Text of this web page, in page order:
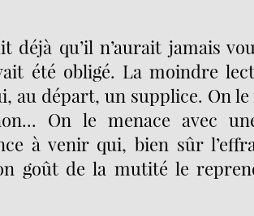
déjà qu’il n’aurait jamais
été obligé. La moindre
au départ, un supplice. On
On le menace avec
à venir qui, bien sûr
goût de la mutité le